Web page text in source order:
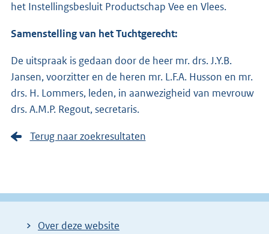
het Instellingsbesluit Productschap Vee en Vlees.
Samenstelling van het Tuchtgerecht:
De uitspraak is gedaan door de heer mr. drs. J.Y.B.
Jansen, voorzitter en de heren mr. L.F.A. Husson en mr.
drs. H. Lommers, leden, in aanwezigheid van mevrouw
drs. A.M.P. Regout, secretaris.
Terug naar zoekresultaten
Over deze website